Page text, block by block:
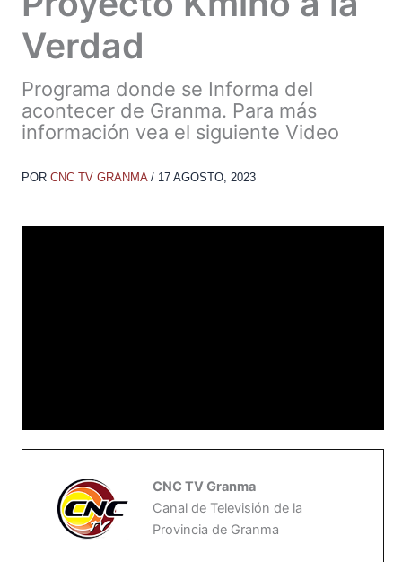
Verdad
Programa donde se Informa del
acontecer de Granma. Para más
información vea el siguiente Video
POR CNC TV GRANMA / 17 AGOSTO, 2023
CNC TV Granma
Canal de Televisión de la
Provincia de Granma